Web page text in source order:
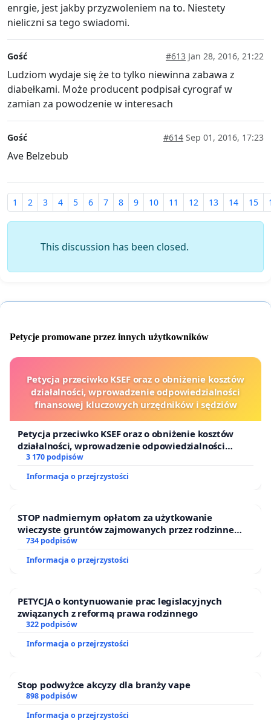
enrgie, jest jakby przyzwoleniem na to. Niestety
nieliczni sa tego swiadomi.
Gość #613 Jan 28, 2016, 21:22
Ludziom wydaje się że to tylko niewinna zabawa z
diabełkami. Może producent podpisał cyrograf w
zamian za powodzenie w interesach
Gość #614 Sep 01, 2016, 17:23
Ave Belzebub
1 2 3 4 5 6 7 8 9 10 11 12 13 14 15
This discussion has been closed.
Petycje promowane przez innych użytkowników
Petycja przeciwko KSEF oraz o obniżenie kosztów
działalności, wprowadzenie odpowiedzialności
finansowej kluczowych urzędników i sędziów
Petycja przeciwko KSEF oraz o obniżenie kosztów
działalności, wprowadzenie odpowiedzialności
finansowej kluczowych urzędników i sędziów
3 170 podpisów
Informacja o przejrzystości
STOP nadmiernym opłatom za użytkowanie
wieczyste gruntów zajmowanych przez rodzinne
ogrody działkowe.
734 podpisów
Informacja o przejrzystości
PETYCJA o kontynuowanie prac legislacyjnych
związanych z reformą prawa rodzinnego
322 podpisów
Informacja o przejrzystości
Stop podwyżce akcyzy dla branży vape
898 podpisów
Informacja o przejrzystości